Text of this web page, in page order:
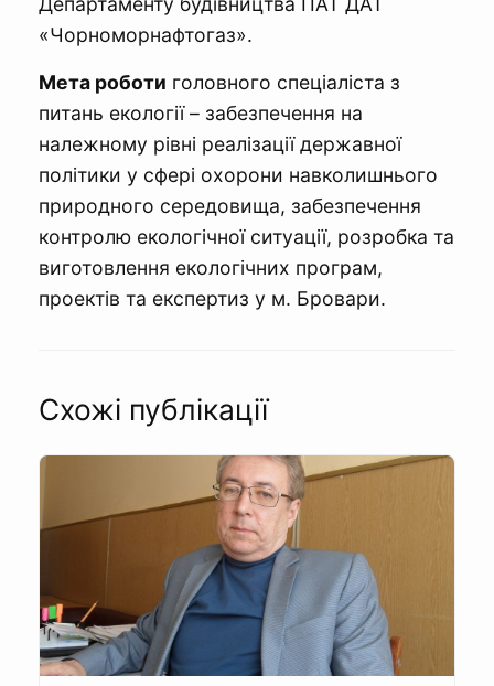
«Чорноморнафтогаз».
Мета роботи головного спеціаліста з
питань екології – забезпечення на
належному рівні реалізації державної
політики у сфері охорони навколишнього
природного середовища, забезпечення
контролю екологічної ситуації, розробка та
виготовлення екологічних програм,
проектів та експертиз у м. Бровари.
Схожі публікації